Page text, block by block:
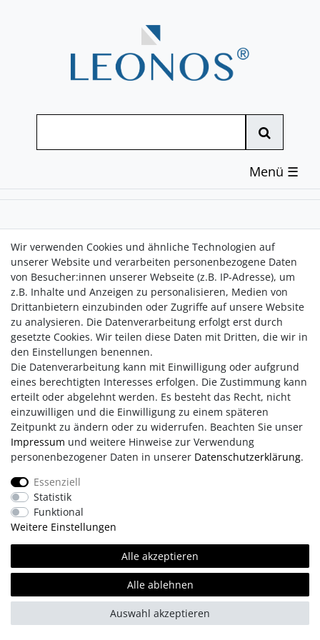
☰
Geschenk-Sets
Impressum AGB Daten­schutz­erklärung
Retouren/Reklamationen
Kontakt Team
© Copyright 2026 | Alle Rechte vorbehalten.
Wir verwenden Cookies und ähnliche Technologien auf
unserer Website und verarbeiten personenbezogene Daten
von Besucher:innen unserer Webseite (z.B. IP-Adresse), um
z.B. Inhalte und Anzeigen zu personalisieren, Medien von
Drittanbietern einzubinden oder Zugriffe auf unsere Website
zu analysieren. Die Datenverarbeitung erfolgt erst durch
gesetzte Cookies. Wir teilen diese Daten mit Dritten, die wir in
den Einstellungen benennen.
Die Datenverarbeitung kann mit Einwilligung oder aufgrund
eines berechtigten Interesses erfolgen. Die Zustimmung kann
erteilt oder abgelehnt werden. Es besteht das Recht, nicht
einzuwilligen und die Einwilligung zu einem späteren
Zeitpunkt zu ändern oder zu widerrufen. Beachten Sie unser
Impressum und weitere Hinweise zur Verwendung
personenbezogener Daten in unserer Daten­schutz­erklärung.
Essenziell
Statistik
Funktional
Weitere Einstellungen
Alle akzeptieren
Alle ablehnen
Auswahl akzeptieren